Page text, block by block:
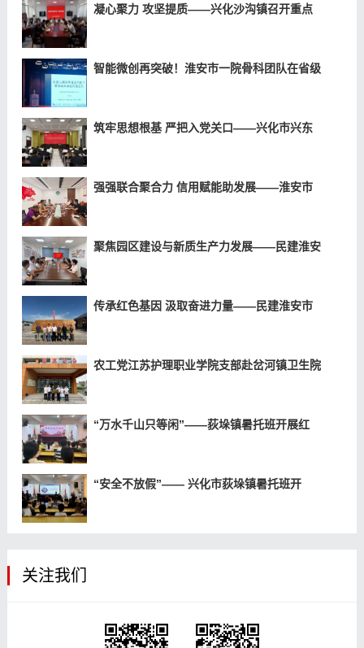
凝心聚力 攻坚提质——兴化沙沟镇召开重点
智能微创再突破！淮安市一院骨科团队在省级
筑牢思想根基 严把入党关口——兴化市兴东
强强联合聚合力 信用赋能助发展——淮安市
聚焦园区建设与新质生产力发展——民建淮安
传承红色基因 汲取奋进力量——民建淮安市
农工党江苏护理职业学院支部赴岔河镇卫生院
“万水千山只等闲”——荻垛镇暑托班开展红
“安全不放假”—— 兴化市荻垛镇暑托班开
关注我们